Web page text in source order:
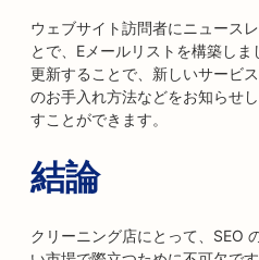
ウェブサイト訪問者にニュース
とで、Eメールリストを構築し
更新することで、新しいサービ
のお手入れ方法などをお知らせ
すことができます。
結論
クリーニング店にとって、SEO